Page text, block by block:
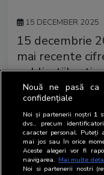
15 DECEMBER 2025
15 decembrie
mai recente
publicatiilor
Astazi 15
cifre de difuzare
BRAT.
Biroul Român de
decembrie 2025
Nouă ne pasă ca
confidențiale
Noi și partenerii noștri 1
dvs., precum
caracter personal. Puteți
mai jos sau în orice
Aceste alegeri vor fi
navigarea. Mai multe
Noi si partenerii nostri